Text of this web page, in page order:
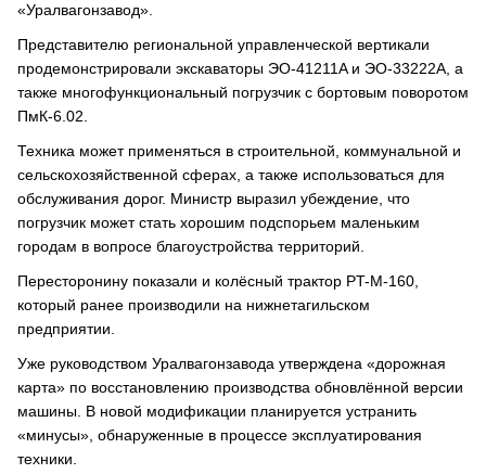
«Уралвагонзавод».
Представителю региональной управленческой вертикали
продемонстрировали экскаваторы ЭО-41211A и ЭО-33222A, а
также многофункциональный погрузчик с бортовым поворотом
ПмК-6.02.
Техника может применяться в строительной, коммунальной и
сельскохозяйственной сферах, а также использоваться для
обслуживания дорог. Министр выразил убеждение, что
погрузчик может стать хорошим подспорьем маленьким
городам в вопросе благоустройства территорий.
Пересторонину показали и колёсный трактор PT-M-160,
который ранее производили на нижнетагильском
предприятии.
Уже руководством Уралвагонзавода утверждена «дорожная
карта» по восстановлению производства обновлённой версии
машины. В новой модификации планируется устранить
«минусы», обнаруженные в процессе эксплуатирования
техники.